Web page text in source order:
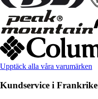
Upptäck alla våra varumärken
Kundservice i Frankrike